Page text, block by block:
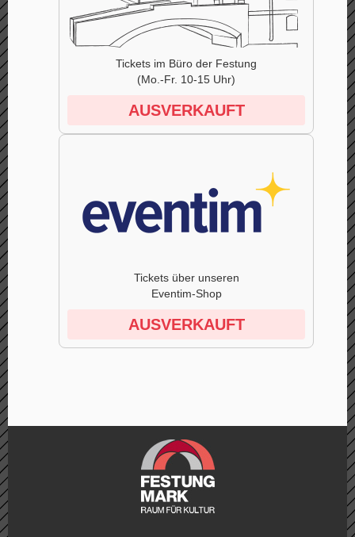
Tickets im Büro der Festung
(Mo.-Fr. 10-15 Uhr)
AUSVERKAUFT
Tickets über unseren
Eventim-Shop
AUSVERKAUFT